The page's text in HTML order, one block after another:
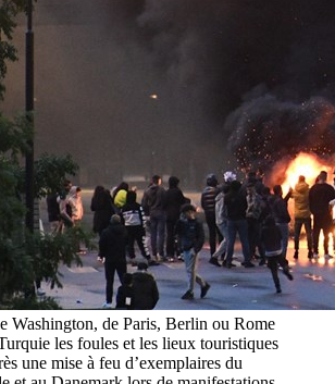
Washington, de Paris, Berlin ou Rome
les foules et les lieux touristiques
une mise à feu d’exemplaires du